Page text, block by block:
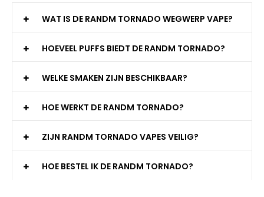
WAT IS DE RANDM TORNADO WEGWERP VAPE?
HOEVEEL PUFFS BIEDT DE RANDM TORNADO?
WELKE SMAKEN ZIJN BESCHIKBAAR?
HOE WERKT DE RANDM TORNADO?
ZIJN RANDM TORNADO VAPES VEILIG?
HOE BESTEL IK DE RANDM TORNADO?